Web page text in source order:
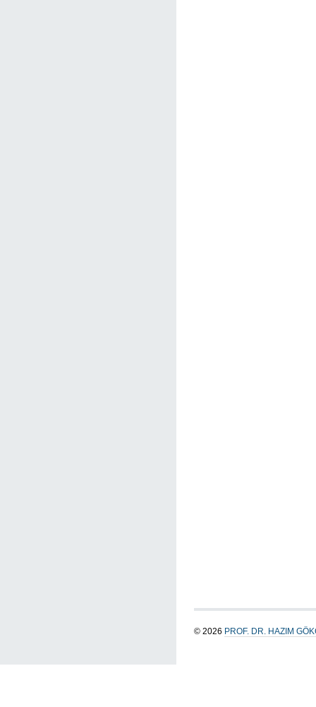
© 2026 PROF. DR. HAZIM